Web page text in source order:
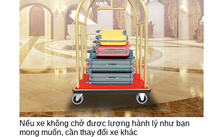
Nếu xe không chở được lượng hành lý như bạn
mong muốn, cần thay đổi xe khác